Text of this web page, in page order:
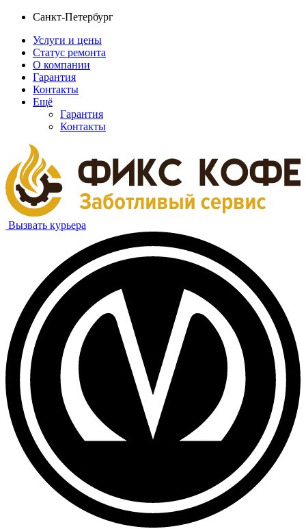
Санкт-Петербург
Услуги и цены
Статус ремонта
О компании
Гарантия
Контакты
Ещё
Гарантия
Контакты
Вызвать курьера